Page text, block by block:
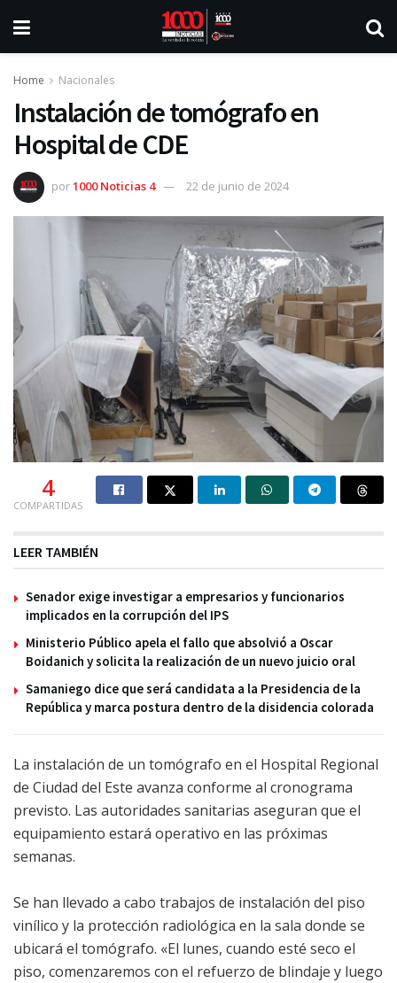
Home Nacionales
Instalación de tomógrafo en
Hospital de CDE
por1000 Noticias 4 22 de junio de 2024
4
COMPARTIDAS
LEER TAMBIÉN
Senador exige investigar a empresarios y funcionarios
implicados en la corrupción del IPS
Ministerio Público apela el fallo que absolvió a Oscar
Boidanich y solicita la realización de un nuevo juicio oral
Samaniego dice que será candidata a la Presidencia de la
República y marca postura dentro de la disidencia colorada
La instalación de un tomógrafo en el Hospital Regional
de Ciudad del Este avanza conforme al cronograma
previsto. Las autoridades sanitarias aseguran que el
equipamiento estará operativo en las próximas
semanas.
Se han llevado a cabo trabajos de instalación del piso
vinílico y la protección radiológica en la sala donde se
ubicará el tomógrafo. «El lunes, cuando esté seco el
piso, comenzaremos con el refuerzo de blindaje y luego